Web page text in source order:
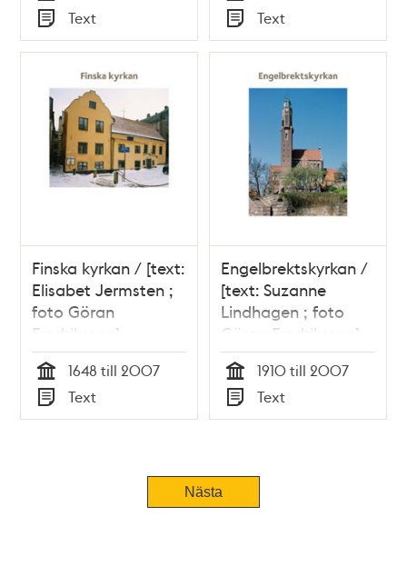
Tid
Typ
Text Tid
Typ
Text
Finska kyrkan / [text:
Elisabet Jermsten ;
foto Göran
Fredriksson]
Tid
1648 till 2007
Typ
Text
Engelbrektskyrkan /
[text: Suzanne
Lindhagen ; foto
Göran Fredriksson]
Tid
1910 till 2007
Typ
Text
TidigareNästa